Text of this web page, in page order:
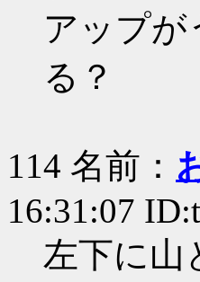
アップ
る？
114 名前：
16:31:07
左下に山